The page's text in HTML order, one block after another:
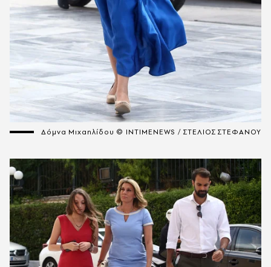
Δόμνα Μιχαηλίδου © INTIMENEWS / ΣΤΕΛΙΟΣ ΣΤΕΦΑΝΟΥ